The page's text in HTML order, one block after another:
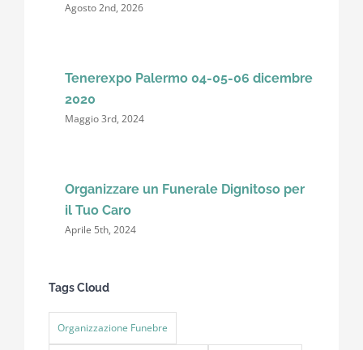
Agosto 2nd, 2026
Tenerexpo Palermo 04-05-06 dicembre
2020
Maggio 3rd, 2024
Organizzare un Funerale Dignitoso per
il Tuo Caro
Aprile 5th, 2024
Tags Cloud
Organizzazione Funebre